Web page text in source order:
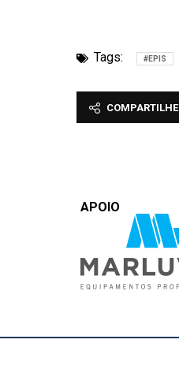
Tags: #EPIS
COMPARTILHE
APOIO